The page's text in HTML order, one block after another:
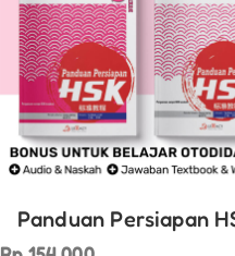
Panduan Persiapan